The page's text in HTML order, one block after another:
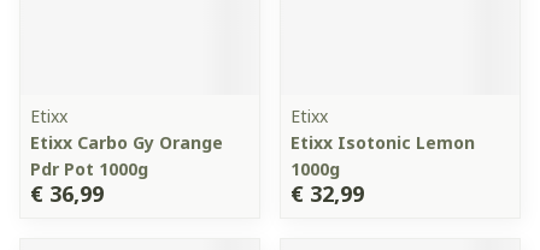
Etixx
Etixx Carbo Gy Orange
Pdr Pot 1000g
€ 36,99
Etixx
Etixx Isotonic Lemon
1000g
€ 32,99